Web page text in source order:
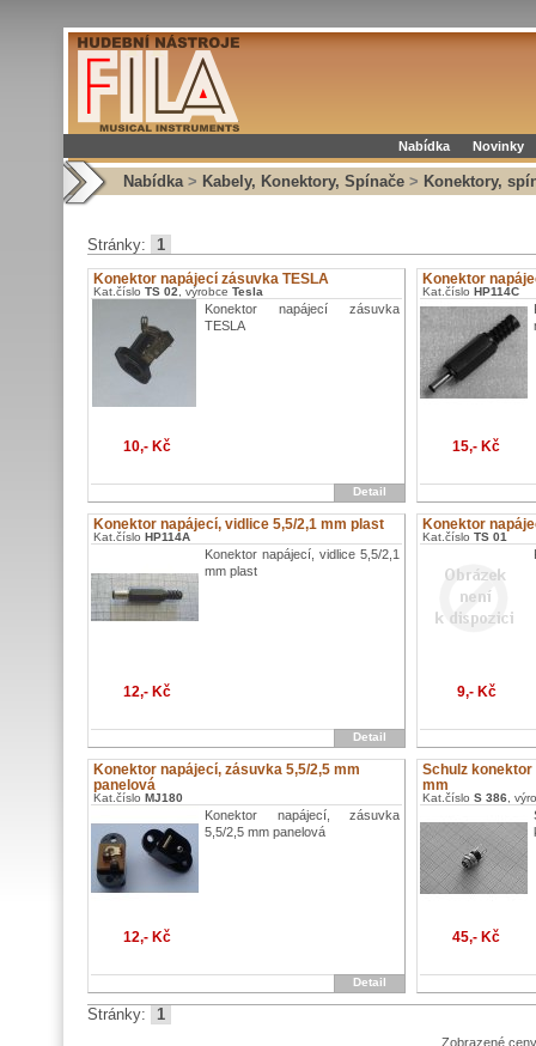
Nabídka Novinky
Nabídka > Kabely, Konektory, Spínače > Konektory,
Stránky: 1
Konektor napájecí zásuvka TESLA
Kat.číslo TS 02 , výrobce Tesla
Konektor napájecí zásuvka
TESLA
10,- Kč
Detail
Konektor
Kat.číslo HP114C
15,- Kč
Konektor napájecí, vidlice 5,5/2,1 mm plast
Kat.číslo HP114A
Konektor napájecí, vidlice 5,5/2,1
mm plast
12,- Kč
Detail
Konektor
Kat.číslo TS 01
9,- Kč
Konektor napájecí, zásuvka 5,5/2,5 mm
panelová
Kat.číslo MJ180
Konektor napájecí, zásuvka
5,5/2,5 mm panelová
12,- Kč
Detail
Schulz konektor
mm
Kat.číslo S 386 ,
45,- Kč
Stránky: 1
Zobrazené